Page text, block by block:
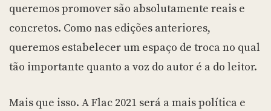
queremos promover são absolutamente reais e
concretos. Como nas edições anteriores,
queremos estabelecer um espaço de troca no qual
tão importante quanto a voz do autor é a do leitor.
Mais que isso. A Flac 2021 será a mais política e